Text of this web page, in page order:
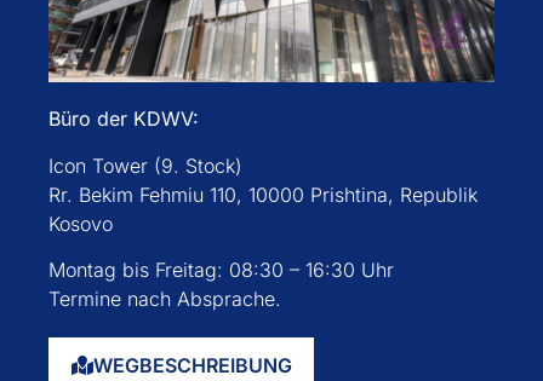
Büro der KDWV:
Icon Tower (9. Stock)
Rr. Bekim Fehmiu 110, 10000 Prishtina, Republik
Kosovo
Montag bis Freitag: 08:30 – 16:30 Uhr
Termine nach Absprache.
WEGBESCHREIBUNG